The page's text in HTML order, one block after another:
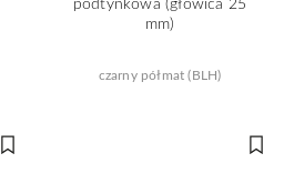
mm)
czarny półmat (BLH)